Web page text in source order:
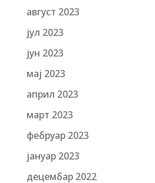
август 2023
јул 2023
јун 2023
мај 2023
април 2023
март 2023
фебруар 2023
јануар 2023
децембар 2022